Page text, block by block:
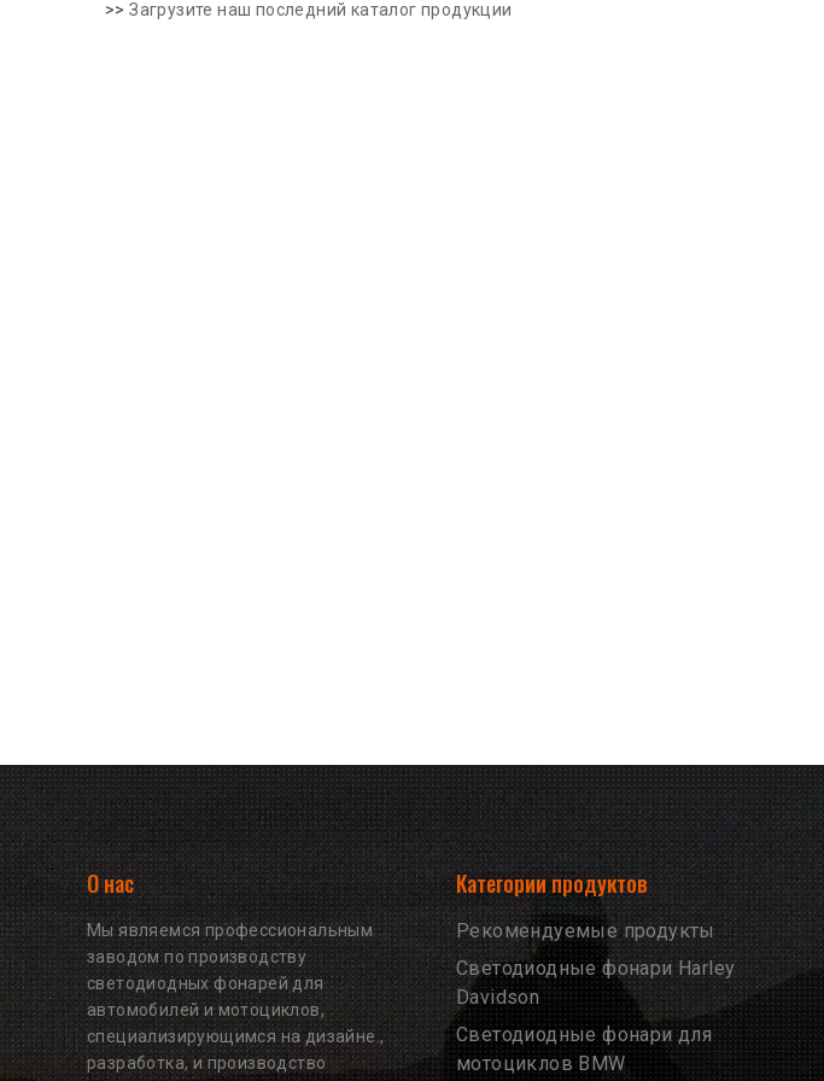
>> Загрузите наш последний каталог продукции
О нас
Мы являемся профессиональным
заводом по производству
светодиодных фонарей для
автомобилей и мотоциклов,
специализирующимся на дизайне.,
разработка, и производство
Категории продуктов
Рекомендуемые продукты
Светодиодные фонари Harley
Davidson
Светодиодные фонари для
мотоциклов BMW